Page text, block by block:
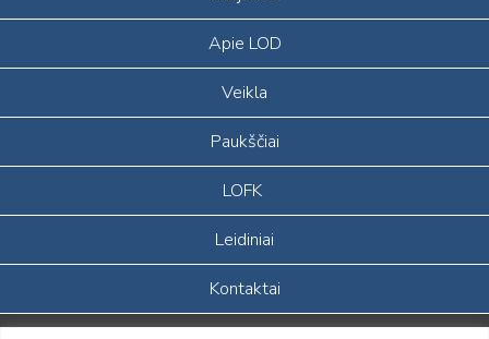
Apie LOD
Veikla
Paukščiai
LOFK
Leidiniai
Kontaktai